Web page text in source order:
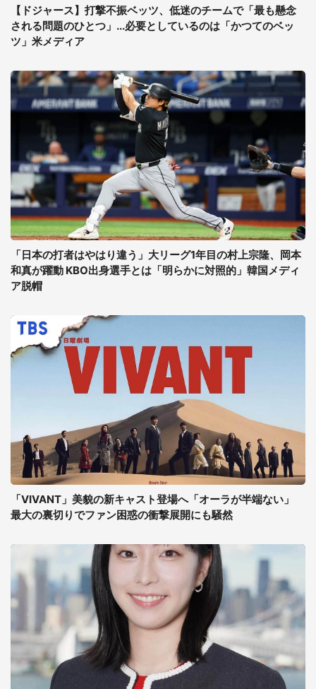
【ドジャース】打撃不振ベッツ、低迷のチームで「最も懸念
される問題のひとつ」...必要としているのは「かつてのベッ
ツ」米メディア
「日本の打者はやはり違う」大リーグ1年目の村上宗隆、岡本
和真が躍動 KBO出身選手とは「明らかに対照的」韓国メディ
ア脱帽
「VIVANT」美貌の新キャスト登場へ「オーラが半端ない」
最大の裏切りでファン困惑の衝撃展開にも騒然